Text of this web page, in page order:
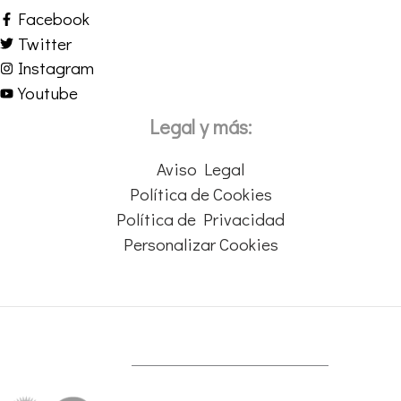
Facebook
Twitter
Instagram
Youtube
Legal y más:
Aviso Legal
Política de Cookies
Política de Privacidad
Personalizar Cookies